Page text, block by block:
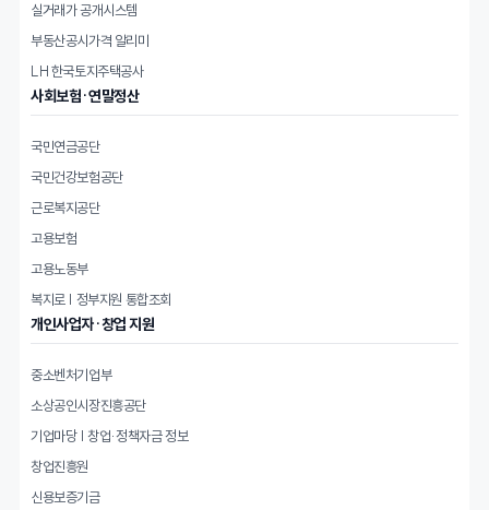
실거래가 공개시스템
부동산공시가격 알리미
LH 한국토지주택공사
사회보험·연말정산
국민연금공단
국민건강보험공단
근로복지공단
고용보험
고용노동부
복지로 | 정부지원 통합조회
개인사업자·창업 지원
중소벤처기업부
소상공인시장진흥공단
기업마당 | 창업·정책자금 정보
창업진흥원
신용보증기금